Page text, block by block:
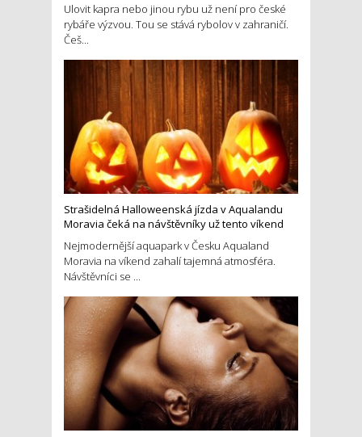
Ulovit kapra nebo jinou rybu už není pro české
rybáře výzvou. Tou se stává rybolov v zahraničí.
Češ...
Strašidelná Halloweenská jízda v Aqualandu
Moravia čeká na návštěvníky už tento víkend
Nejmodernější aquapark v Česku Aqualand
Moravia na víkend zahalí tajemná atmosféra.
Návštěvníci se ...